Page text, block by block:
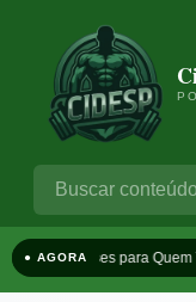
● AGORAFrases para Quem